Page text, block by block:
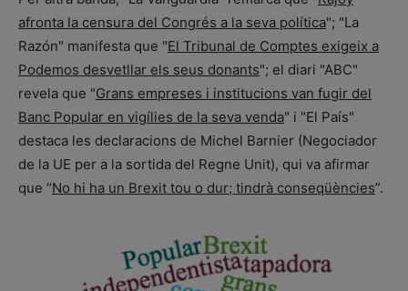
afronta la censura del Congrés a la seva política"; "La
Razón" manifesta que "El Tribunal de Comptes exigeix a
Podemos desvetllar els seus donants"; el diari "ABC"
revela que "Grans empreses i institucions van fugir del
Banc Popular en vigílies de la seva venda" i "El País"
destaca les declaracions de Michel Barnier (Negociador
de la UE per a la sortida del Regne Unit), qui va afirmar
que “No hi ha un Brexit tou o dur; tindrà conseqüències”.